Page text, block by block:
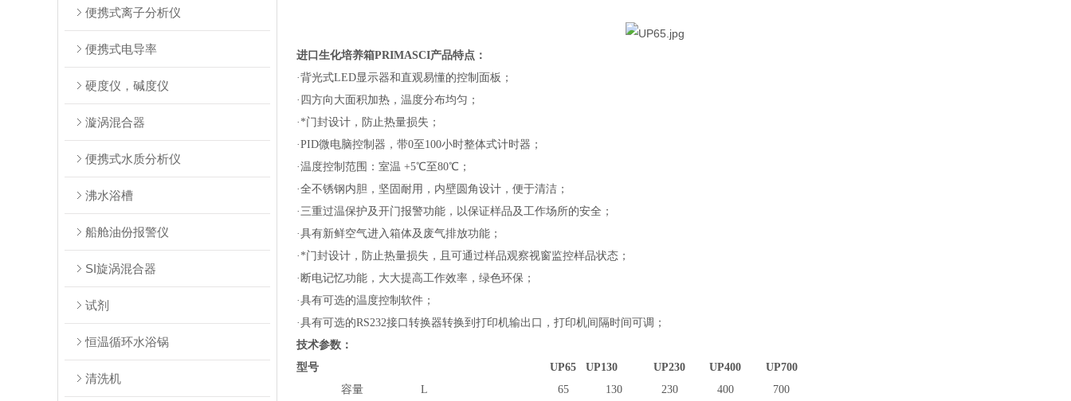
便携式离子分析仪
便携式电导率
硬度仪，碱度仪
漩涡混合器
便携式水质分析仪
沸水浴槽
船舱油份报警仪
SI旋涡混合器
试剂
恒温循环水浴锅
清洗机
进口生化培养箱PRIMASCI产品特点 ：
·背光式LED显示器和直观易懂的控制面板 ；
·四方向大面积加热，温度分布均匀；
·*门封设计，防止热量损失；
·PID微电脑控制器，带0至100小时整体式计时器；
·温度控制范围：室温 +5℃至80℃；
·全不锈钢内胆，坚固耐用，内壁圆角设计，便于清洁；
·三重过温保护及开门报警功能，以保证样品及工作场所的安全；
·具有新鲜空气进入箱体及废气排放功能；
· *门封设计，防止热量损失，且可通过样品观察视窗监控样品状态 ；
·断电记忆功能，大大提高工作效率，绿色环保；
·具有可选的温度控制软件 ；
·具有可选的RS232接口转换器转换到打印机输出口，打印机间隔时间可调；
技术参数 ：
型号
UP65 UP130 UP230 UP400 UP700
容量 L 65 130 230 400
700